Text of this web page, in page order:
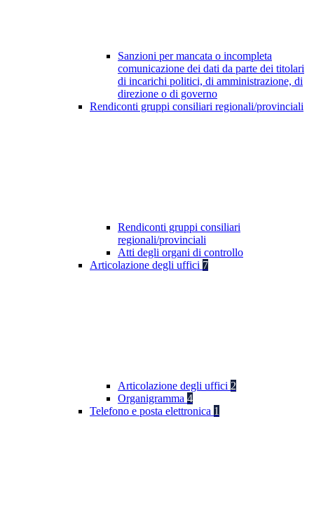
Sanzioni per mancata o incompleta
comunicazione dei dati da parte dei titolari
di incarichi politici, di amministrazione, di
direzione o di governo
Rendiconti gruppi consiliari regionali/provinciali
Rendiconti gruppi consiliari
regionali/provinciali
Atti degli organi di controllo
Articolazione degli uffici 7
Articolazione degli uffici 2
Organigramma 4
Telefono e posta elettronica 1